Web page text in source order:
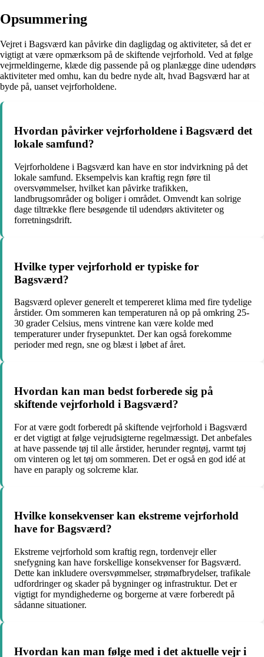
Opsummering
Vejret i Bagsværd kan påvirke din dagligdag og aktiviteter, så det er
vigtigt at være opmærksom på de skiftende vejrforhold. Ved at følge
vejrmeldingerne, klæde dig passende på og planlægge dine udendørs
aktiviteter med omhu, kan du bedre nyde alt, hvad Bagsværd har at
byde på, uanset vejrforholdene.
Hvordan påvirker vejrforholdene i Bagsværd det
lokale samfund?
Vejrforholdene i Bagsværd kan have en stor indvirkning på det
lokale samfund. Eksempelvis kan kraftig regn føre til
oversvømmelser, hvilket kan påvirke trafikken,
landbrugsområder og boliger i området. Omvendt kan solrige
dage tiltrække flere besøgende til udendørs aktiviteter og
forretningsdrift.
Hvilke typer vejrforhold er typiske for
Bagsværd?
Bagsværd oplever generelt et tempereret klima med fire tydelige
årstider. Om sommeren kan temperaturen nå op på omkring 25-
30 grader Celsius, mens vintrene kan være kolde med
temperaturer under frysepunktet. Der kan også forekomme
perioder med regn, sne og blæst i løbet af året.
Hvordan kan man bedst forberede sig på
skiftende vejrforhold i Bagsværd?
For at være godt forberedt på skiftende vejrforhold i Bagsværd
er det vigtigt at følge vejrudsigterne regelmæssigt. Det anbefales
at have passende tøj til alle årstider, herunder regntøj, varmt tøj
om vinteren og let tøj om sommeren. Det er også en god idé at
have en paraply og solcreme klar.
Hvilke konsekvenser kan ekstreme vejrforhold
have for Bagsværd?
Ekstreme vejrforhold som kraftig regn, tordenvejr eller
snefygning kan have forskellige konsekvenser for Bagsværd.
Dette kan inkludere oversvømmelser, strømafbrydelser, trafikale
udfordringer og skader på bygninger og infrastruktur. Det er
vigtigt for myndighederne og borgerne at være forberedt på
sådanne situationer.
Hvordan kan man følge med i det aktuelle vejr i